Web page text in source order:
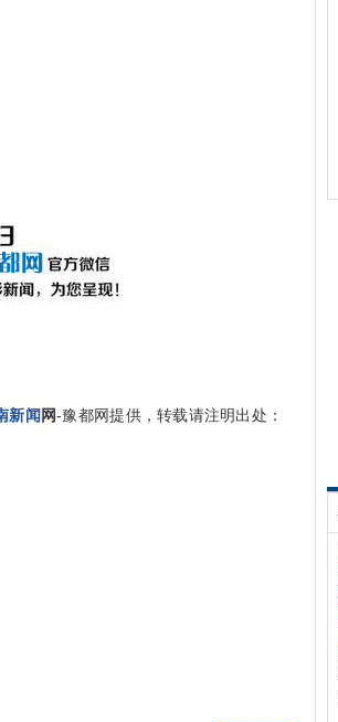
新闻 网-豫都网提供，转载请注明出处：